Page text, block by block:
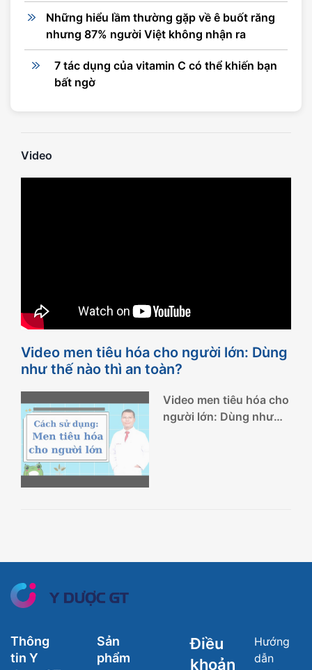
Những hiểu lầm thường gặp về ê buốt răng
nhưng 87% người Việt không nhận ra
7 tác dụng của vitamin C có thể khiến bạn
bất ngờ
Video
Video men tiêu hóa cho người lớn: Dùng
như thế nào thì an toàn?
Video men tiêu hóa cho
người lớn: Dùng như
Thông
tin Y
Sản
phẩm
Điều
khoản
Hướng
dẫn